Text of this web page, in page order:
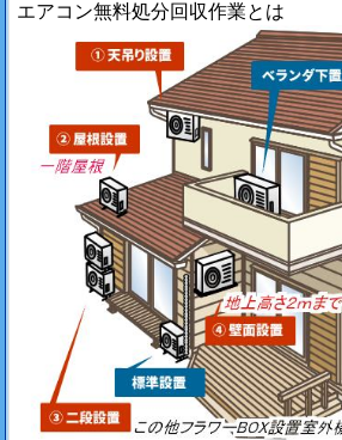
エアコン無料処分回収作業とは